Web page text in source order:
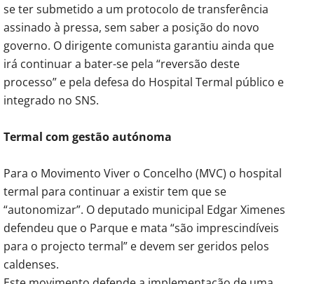
se ter submetido a um protocolo de transferência
assinado à pressa, sem saber a posição do novo
governo. O dirigente comunista garantiu ainda que
irá continuar a bater-se pela “reversão deste
processo” e pela defesa do Hospital Termal público e
integrado no SNS.
Termal com gestão autónoma
Para o Movimento Viver o Concelho (MVC) o hospital
termal para continuar a existir tem que se
“autonomizar”. O deputado municipal Edgar Ximenes
defendeu que o Parque e mata “são imprescindíveis
para o projecto termal” e devem ser geridos pelos
caldenses.